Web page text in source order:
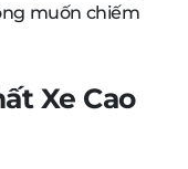
muốn chiếm
Xe Cao